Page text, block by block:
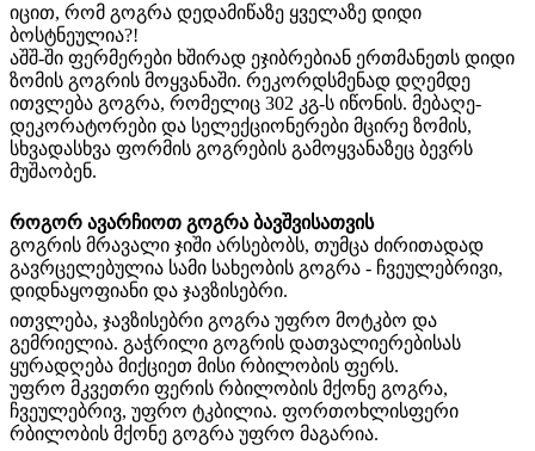
იცით, რომ გოგრა დედამიწაზე ყველაზე დიდი
ბოსტნეულია?!
აშშ-ში ფერმერები ხშირად ეჯიბრებიან ერთმანეთს დიდი
ზომის გოგრის მოყვანაში. რეკორდსმენად დღემდე
ითვლება გოგრა, რომელიც 302 კგ-ს იწონის. მებაღე-
დეკორატორები და სელექციონერები მცირე ზომის,
სხვადასხვა ფორმის გოგრების გამოყვანაზეც ბევრს
მუშაობენ.
როგორ ავარჩიოთ გოგრა ბავშვისათვის
გოგრის მრავალი ჯიში არსებობს, თუმცა ძირითადად
გავრცელებულია სამი სახეობის გოგრა - ჩვეულებრივი,
დიდნაყოფიანი და ჯავზისებრი.
ითვლება, ჯავზისებრი გოგრა უფრო მოტკბო და
გემრიელია. გაჭრილი გოგრის დათვალიერებისას
ყურადღება მიქციეთ მისი რბილობის ფერს.
უფრო მკვეთრი ფერის რბილობის მქონე გოგრა,
ჩვეულებრივ, უფრო ტკბილია. ფორთოხლისფერი
რბილობის მქონე გოგრა უფრო მაგარია.